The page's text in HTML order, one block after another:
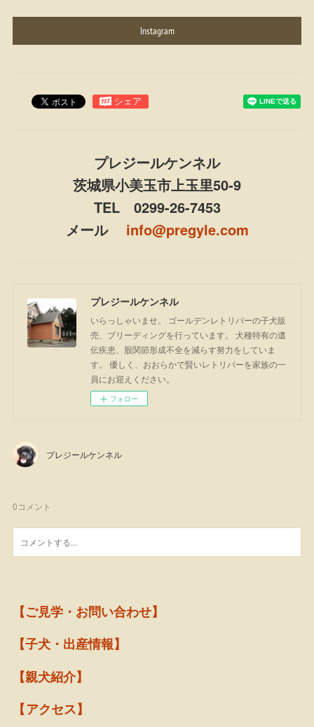
Instagram
プレジールケンネル
茨城県小美玉市上玉里50-9
TEL 0299-26-7453
メール info@pregyle.com
プレジールケンネル
いらっしゃいませ。 ゴールデンレトリバーの子犬販
売、ブリーディングを行っています。 犬種特有の遺
伝疾患、股関節形成不全を減らす努力をしていま
す。 優しく、おおらかで賢いレトリバーを家族の一
員にお迎えください。
フォロー
プレジールケンネル
0コメント
【ご見学・お問い合わせ】
【子犬・出産情報】
【親犬紹介】
【アクセス】